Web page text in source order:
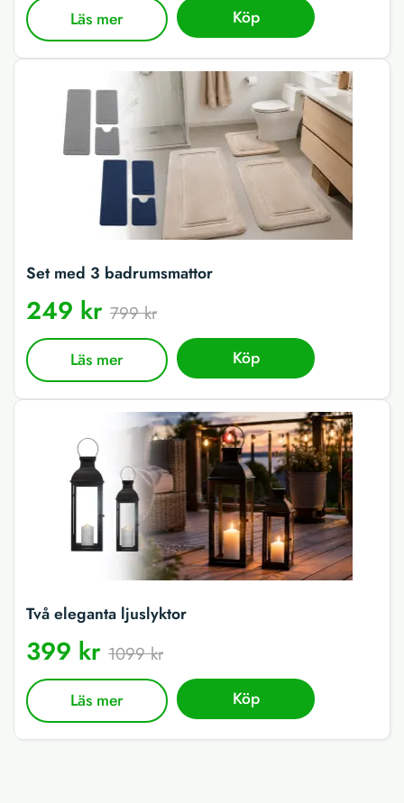
Läs mer Köp
Set med 3 badrumsmattor
249 kr 799 kr
Läs mer Köp
Två eleganta ljuslyktor
399 kr 1099 kr
Läs mer Köp